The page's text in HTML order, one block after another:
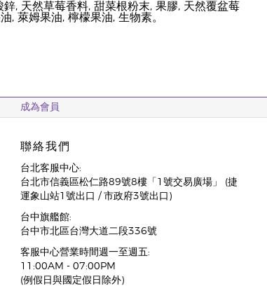
, 天然草莓香料, 甜菜根粉末, 果膠, 天然覆盆莓
, 萊姆果油, 檸檬果油, 生物素。
成為會員
聯絡我們
台北客服中心:
台北市信義區松仁路89號8樓「1號交易廣場」 (捷
運象山站1號出口 / 市政府3號出口)
台中旗艦館:
台中市北區台灣大道二段336號
客服中心營業時間週一至週五:
11:00AM - 07:00PM
(例假日與國定假日除外)